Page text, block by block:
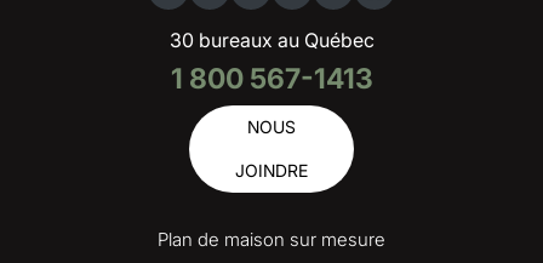
30 bureaux au Québec
1 800 567-1413
NOUS
JOINDRE
Plan de maison sur mesure